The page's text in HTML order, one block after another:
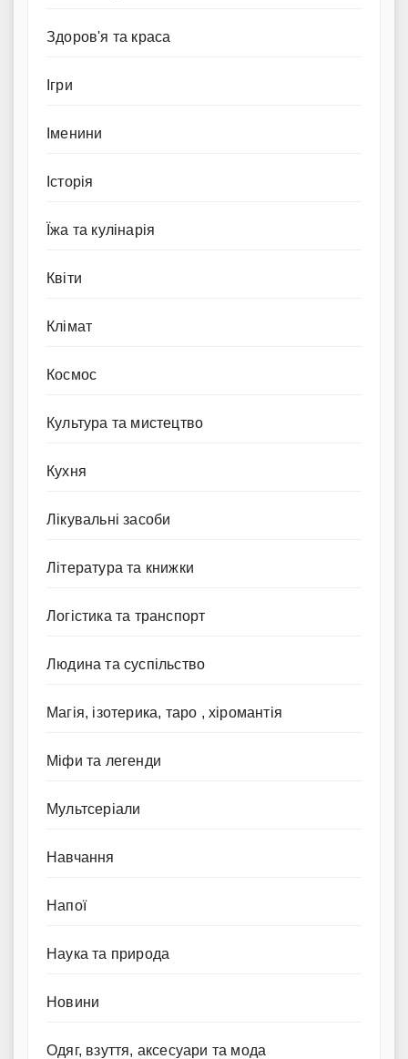
Здоров'я та краса
Ігри
Іменини
Історія
Їжа та кулінарія
Квіти
Клімат
Космос
Культура та мистецтво
Кухня
Лікувальні засоби
Література та книжки
Логістика та транспорт
Людина та суспільство
Магія, ізотерика, таро , хіромантія
Міфи та легенди
Мультсеріали
Навчання
Напої
Наука та природа
Новини
Одяг, взуття, аксесуари та мода